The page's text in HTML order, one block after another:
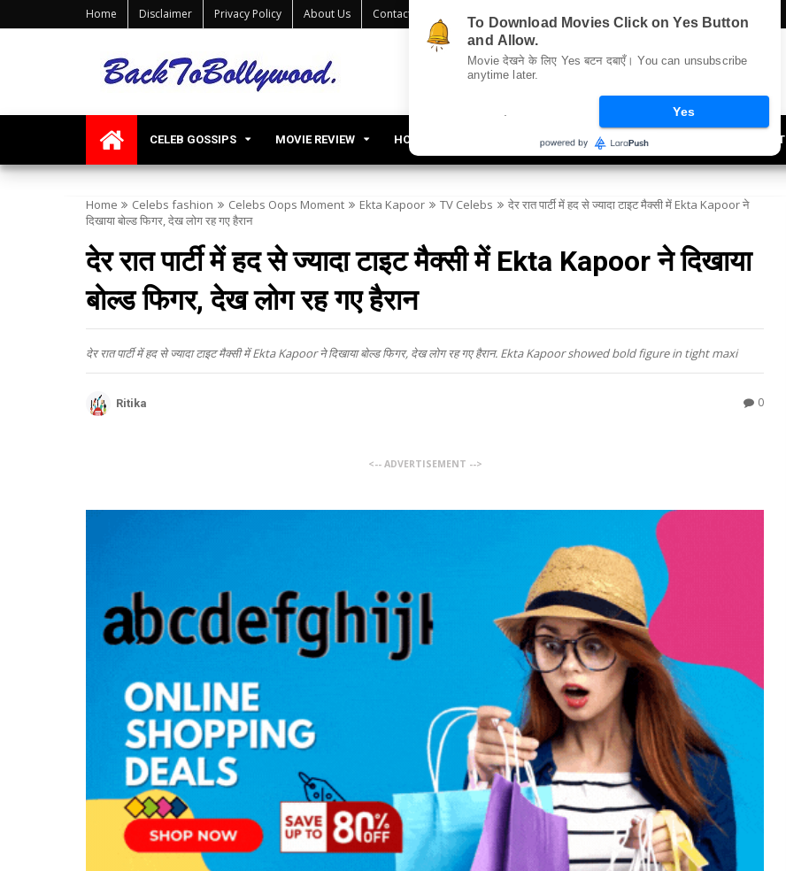
Home Disclaimer Privacy Policy About Us Contact Us Sitemap
CELEB GOSSIPS MOVIE REVIEW HOLLYWOOD UPDATES LIFESTYLE OFFBEAT
Home Celebs fashion Celebs Oops Moment Ekta Kapoor TV Celebs
देर रात पार्टी में हद से ज्यादा टाइट मैक्सी में Ekta Kapoor ने
दिखाया बोल्ड फिगर, देख लोग रह गए हैरान
देर रात पार्टी में हद से ज्यादा टाइट मैक्सी में Ekta Kapoor ने दिखाया
बोल्ड फिगर, देख लोग रह गए हैरान
देर रात पार्टी में हद से ज्यादा टाइट मैक्सी में Ekta Kapoor ने दिखाया बोल्ड फिगर, देख लोग रह गए हैरान. Ekta Kapoor showed bold figure in tight maxi
Ritika 0
<-- ADVERTISEMENT -->
To Download Movies Click on Yes Button
and Allow.
Movie देखने के लिए Yes बटन दबाएँ। You can unsubscribe
anytime later.
Yes